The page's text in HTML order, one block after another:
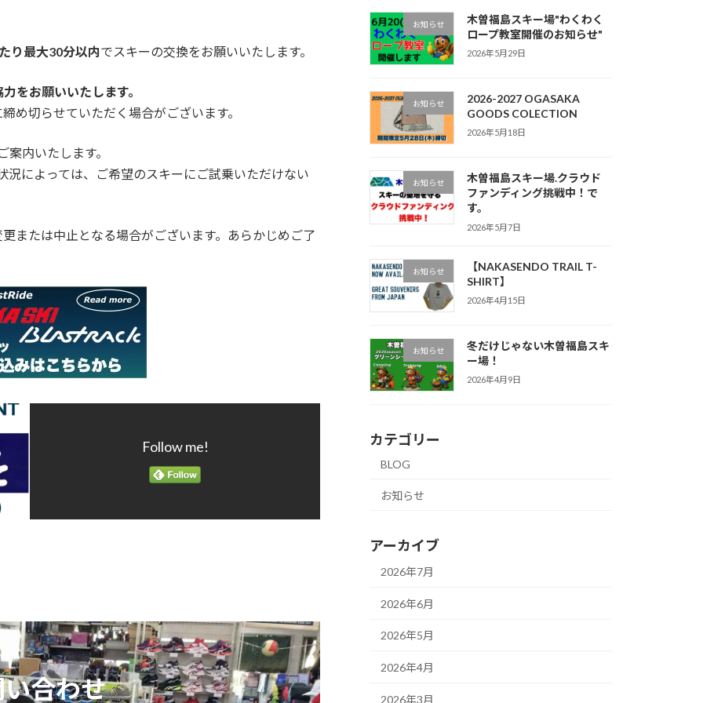
り最大30分以内でスキーの交換をお願いいたします。
をお願いいたします。
切らせていただく場合がございます。
案内いたします。
によっては、ご希望のスキーにご試乗いただけない
または中止となる場合がございます。あらかじめご了
Follow me!
合わせ
お知らせ
木曽福島スキー場"わくわく
ロープ教室開催のお知らせ"
2026年5月29日
お知らせ
2026-2027 OGASAKA
GOODS COLECTION
2026年5月18日
お知らせ
木曽福島スキー場.クラウド
ファンディング挑戦中！で
す。
2026年5月7日
お知らせ
【NAKASENDO TRAIL T-
SHIRT】
2026年4月15日
お知らせ
冬だけじゃない木曽福島スキ
ー場！
2026年4月9日
カテゴリー
BLOG
お知らせ
アーカイブ
2026年7月
2026年6月
2026年5月
2026年4月
2026年3月